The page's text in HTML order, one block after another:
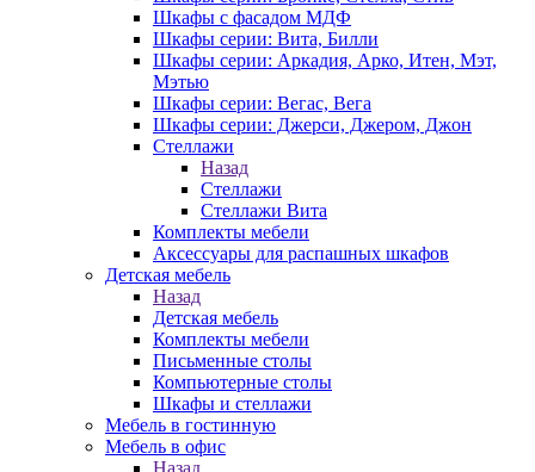
Шкафы с фасадом МДФ
Шкафы серии: Вита, Билли
Шкафы серии: Аркадия, Арко, Итен, Мэт,
Мэтью
Шкафы серии: Вегас, Вега
Шкафы серии: Джерси, Джером, Джон
Стеллажи
Назад
Стеллажи
Стеллажи Вита
Комплекты мебели
Аксессуары для распашных шкафов
Детская мебель
Назад
Детская мебель
Комплекты мебели
Письменные столы
Компьютерные столы
Шкафы и стеллажи
Мебель в гостинную
Мебель в офис
Назад